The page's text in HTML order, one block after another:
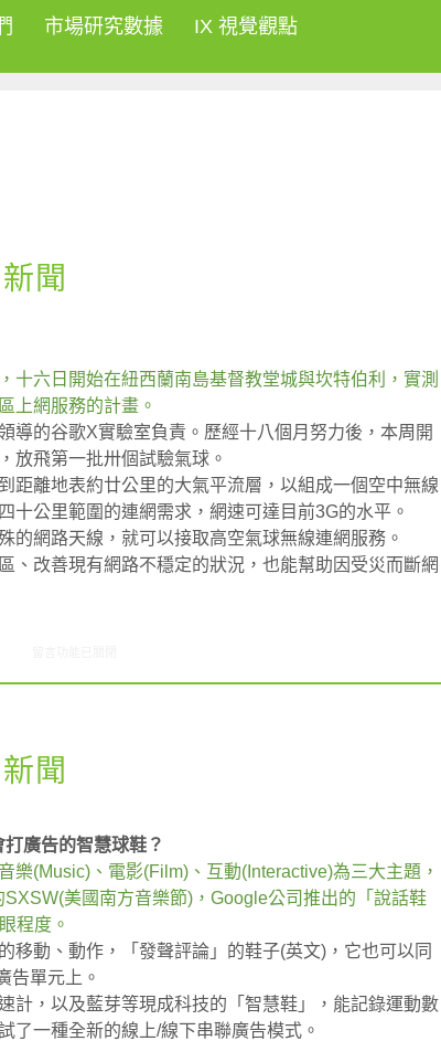
市場研究數據 IX 視覺觀點
聞
十六日開始在紐西蘭南島基督教堂城與坎特伯利，實測
上網服務的計畫。
導的谷歌X實驗室負責。歷經十八個月努力後，本周開
放飛第一批卅個試驗氣球。
距離地表約廿公里的大氣平流層，以組成一個空中無線
十公里範圍的連網需求，網速可達目前3G的水平。
網路天線，就可以接取高空氣球無線連網服務。
、改善現有網路不穩定的狀況，也能幫助因受災而斷網
聞
廣告的智慧球鞋？
樂(Music)、電影(Film)、互動(Interactive)為三大主題，
美國南方音樂節)，Google公司推出的「說話鞋
程度。
動、動作，「發聲評論」的鞋子(英文)，它也可以同
告單元上。
計，以及藍芽等現成科技的「智慧鞋」，能記錄運動數
了一種全新的線上/線下串聯廣告模式。